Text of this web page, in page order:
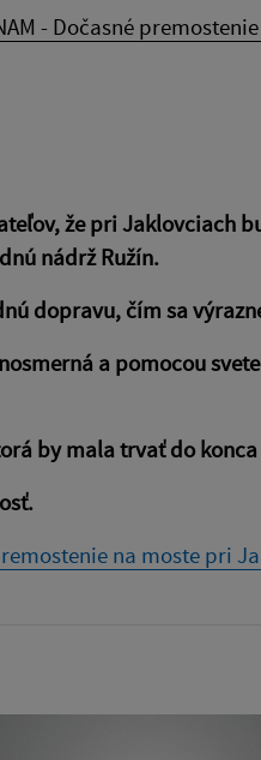
- Dočasné
že pri Jaklovciach
nádrž Ružín.
dopravu, čím sa
a pomocou
by mala trvať do
na moste pri